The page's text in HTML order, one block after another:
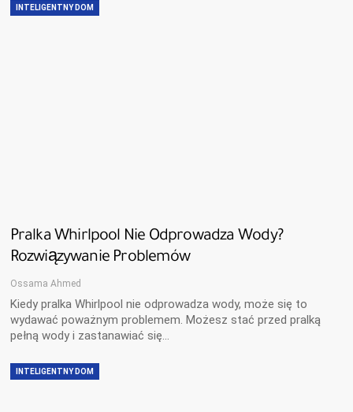
INTELIGENTNY DOM
Pralka Whirlpool Nie Odprowadza Wody?
Rozwiązywanie Problemów
Ossama Ahmed
Kiedy pralka Whirlpool nie odprowadza wody, może się to
wydawać poważnym problemem. Możesz stać przed pralką
pełną wody i zastanawiać się…
INTELIGENTNY DOM